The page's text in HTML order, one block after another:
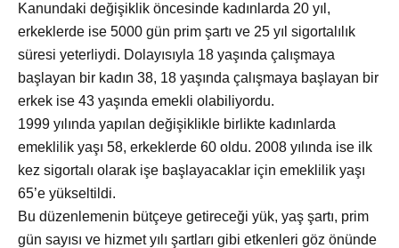
Kanundaki değişiklik öncesinde kadınlarda 20 yıl,
erkeklerde ise 5000 gün prim şartı ve 25 yıl sigortalılık
süresi yeterliydi. Dolayısıyla 18 yaşında çalışmaya
başlayan bir kadın 38, 18 yaşında çalışmaya başlayan bir
erkek ise 43 yaşında emekli olabiliyordu.
1999 yılında yapılan değişiklikle birlikte kadınlarda
emeklilik yaşı 58, erkeklerde 60 oldu. 2008 yılında ise ilk
kez sigortalı olarak işe başlayacaklar için emeklilik yaşı
65’e yükseltildi.
Bu düzenlemenin bütçeye getireceği yük, yaş şartı, prim
gün sayısı ve hizmet yılı şartları gibi etkenleri göz önünde